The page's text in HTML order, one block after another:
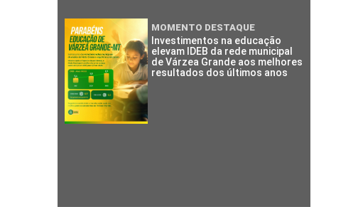
MOMENTO DESTAQUE
Investimentos na educação
elevam IDEB da rede municipal
de Várzea Grande aos melhores
resultados dos últimos anos